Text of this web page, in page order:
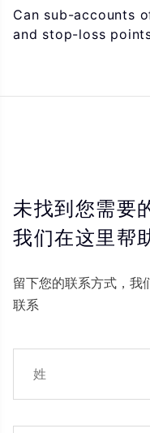
Can sub-accounts
and stop-loss
未找到您需要
我们在这里帮
留下您的联系方式，我
联系